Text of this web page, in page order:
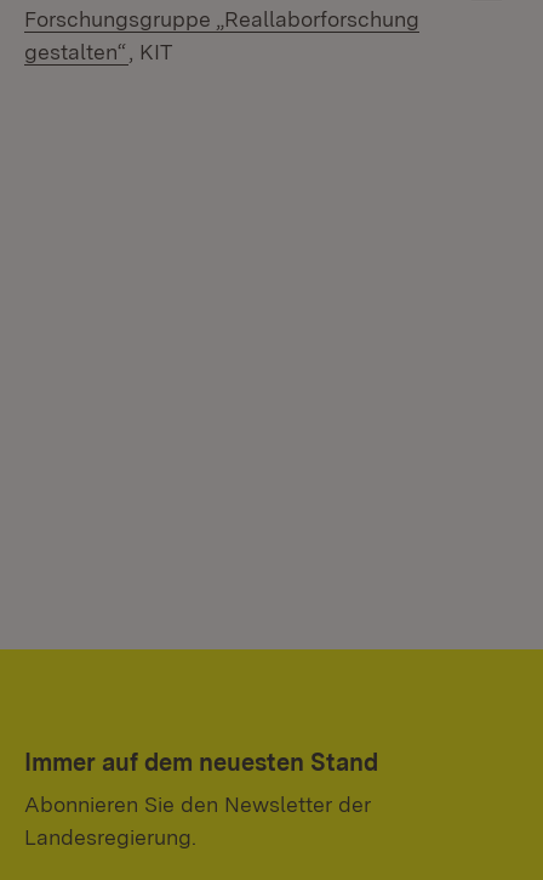
Forschungsgruppe „Reallaborforschung
gestalten“ (Öffnet in neuem Fenster)
, KIT
Immer auf dem neuesten Stand
Abonnieren Sie den Newsletter der
Landesregierung.